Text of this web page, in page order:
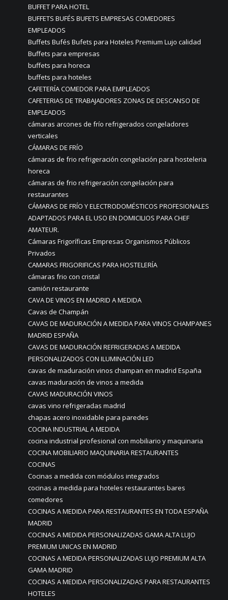
BUFFET PARA HOTEL
BUFFETS BUFÉS BUFETS EMPRESAS COMEDORES
EMPLEADOS
Buffets Bufés Bufets para Hoteles Premium Lujo calidad
Buffets para empresas
buffets para horeca
buffets para hoteles
CAFETERÍA COMEDOR PARA EMPLEADOS
CAFETERIAS DE TRABAJADORES ZONAS DE DESCANSO DE
EMPLEADOS
cámaras arcones de frío refrigerados congeladores
verticales
CÁMARAS DE FRÍO
cámaras de frio refrigeración congelación para hosteleria
horeca
cámaras de frio refrigeración congelación para
restaurantes
CÁMARAS DE FRÍO Y ELECTRODOMÉSTICOS PROFESIONALES
ADAPTADOS PARA EL USO EN DOMICILIOS PARA CHEF
AMATEUR.
Cámaras Frigoríficas Empresas Organismos Públicos
Privados
CAMARAS FRIGORIFICAS PARA HOSTELERÍA
cámaras frio con cristal
camión restaurante
CAVA DE VINOS EN MADRID A MEDIDA
Cavas de Champán
CAVAS DE MADURACIÓN A MEDIDA PARA VINOS CHAMPANES
MADRID ESPAÑA
CAVAS DE MADURACIÓN REFRIGERADAS A MEDIDA
PERSONALIZADOS CON ILUMINACIÓN LED
cavas de maduración vinos champan en madrid España
cavas maduración de vinos a medida
CAVAS MADURACIÓN VINOS
cavas vino refrigeradas madrid
chapas acero inoxidable para paredes
COCINA INDUSTRIAL A MEDIDA
cocina industrial profesional con mobiliario y maquinaria
COCINA MOBILIARIO MAQUINARIA RESTAURANTES
COCINAS
Cocinas a medida con módulos integrados
cocinas a medida para hoteles restaurantes bares
comedores
COCINAS A MEDIDA PARA RESTAURANTES EN TODA ESPAÑA
MADRID
COCINAS A MEDIDA PERSONALIZADAS GAMA ALTA LUJO
PREMIUM UNICAS EN MADRID
COCINAS A MEDIDA PERSONALIZADAS LUJO PREMIUM ALTA
GAMA MADRID
COCINAS A MEDIDA PERSONALIZADAS PARA RESTAURANTES
HOTELES